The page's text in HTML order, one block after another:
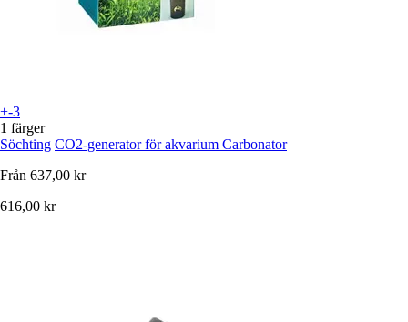
+-3
1 färger
Söchting CO2-generator för akvarium Carbonator
Från 637,00 kr
616,00 kr